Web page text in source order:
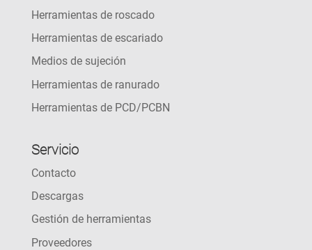
Herramientas de roscado
Herramientas de escariado
Medios de sujeción
Herramientas de ranurado
Herramientas de PCD/PCBN
Servicio
Contacto
Descargas
Gestión de herramientas
Proveedores